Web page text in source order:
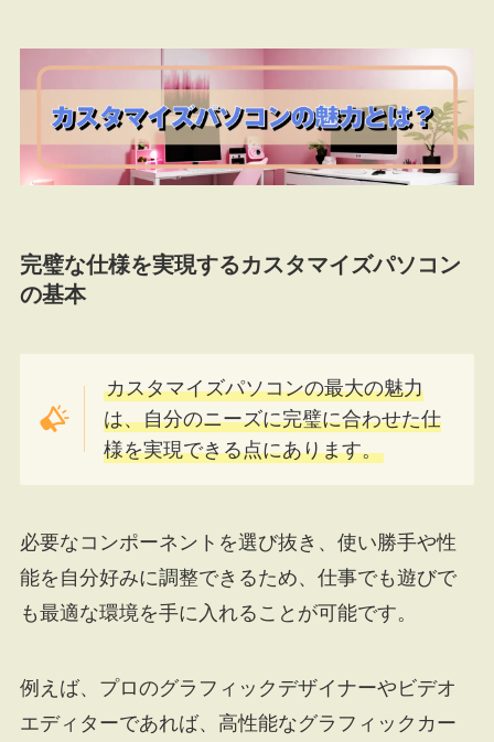
完璧な仕様を実現するカスタマイズパソコン
の基本
カスタマイズパソコンの最大の魅力
は、自分のニーズに完璧に合わせた仕
様を実現できる点にあります。
必要なコンポーネントを選び抜き、使い勝手や性
能を自分好みに調整できるため、仕事でも遊びで
も最適な環境を手に入れることが可能です。
例えば、プロのグラフィックデザイナーやビデオ
エディターであれば、高性能なグラフィックカー